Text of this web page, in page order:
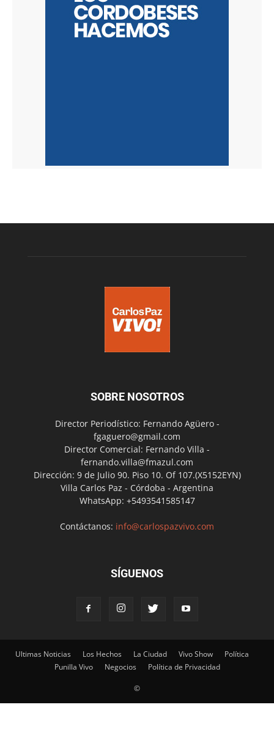
SOBRE NOSOTROS
Director Periodístico: Fernando Agüero -
fgaguero@gmail.com
Director Comercial: Fernando Villa -
fernando.villa@fmazul.com
Dirección: 9 de Julio 90. Piso 10. Of 107.(X5152EYN)
Villa Carlos Paz - Córdoba - Argentina
WhatsApp: +5493541585147
Contáctanos: info@carlospazvivo.com
SÍGUENOS
Ultimas Noticias Los Hechos La Ciudad Vivo Show
Política
Punilla Vivo
Negocios Política de Privacidad
©